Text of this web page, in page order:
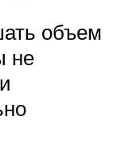
объем
не